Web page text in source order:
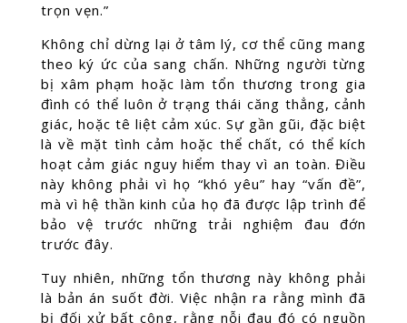
trọn vẹn.”
Không chỉ dừng lại ở tâm lý, cơ thể cũng mang
theo ký ức của sang chấn. Những người từng
bị xâm phạm hoặc làm tổn thương trong gia
đình có thể luôn ở trạng thái căng thẳng, cảnh
giác, hoặc tê liệt cảm xúc. Sự gần gũi, đặc biệt
là về mặt tình cảm hoặc thể chất, có thể kích
hoạt cảm giác nguy hiểm thay vì an toàn. Điều
này không phải vì họ “khó yêu” hay “vấn đề”,
mà vì hệ thần kinh của họ đã được lập trình để
bảo vệ trước những trải nghiệm đau đớn
trước đây.
Tuy nhiên, những tổn thương này không phải
là bản án suốt đời. Việc nhận ra rằng mình đã
bị đối xử bất công, rằng nỗi đau đó có nguồn